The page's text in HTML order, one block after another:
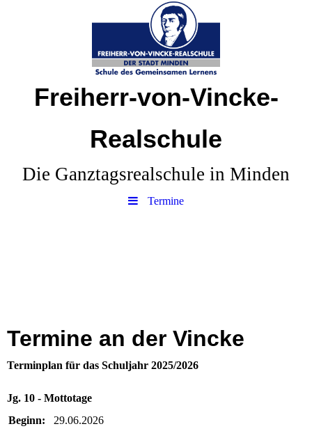
Freiherr-von-Vincke-
Realschule
Die Ganztagsrealschule in Minden
Termine
Termine an der Vincke
Terminplan für das Schuljahr 2025/2026
Jg. 10 - Mottotage
Beginn:
29.06.2026